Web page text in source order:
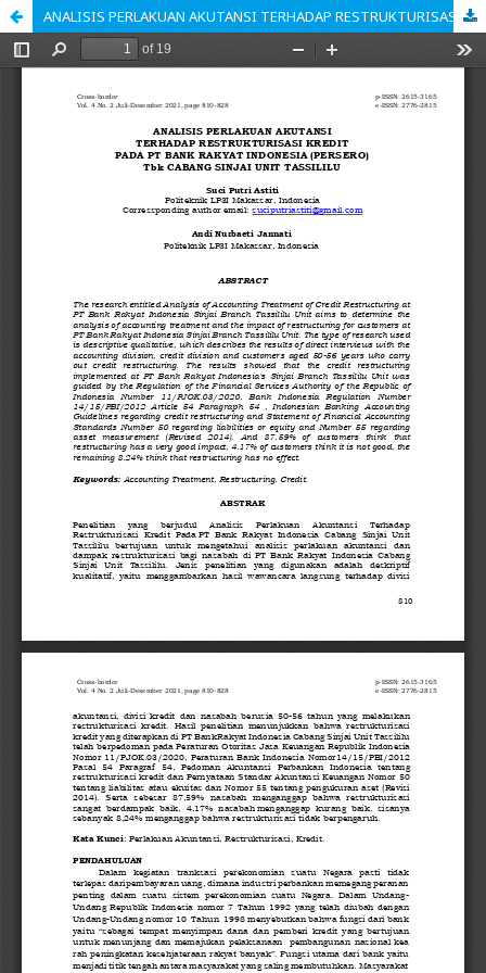
ANALISIS PERLAKUAN AKUTANSI TERHADAP RESTRUKTURISASI KREDIT PADA PT BANK RAKYAT INDONESIA (PERSERO) Tbk CABANG SINJAI UNIT TASSILILU